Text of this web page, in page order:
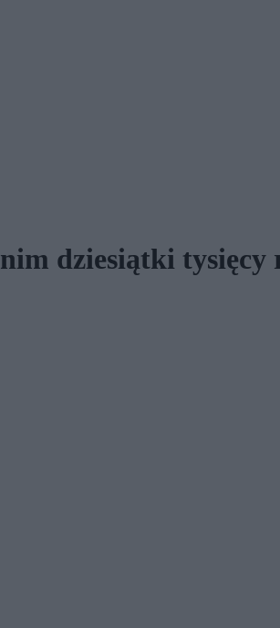
dziesiątki tysięcy